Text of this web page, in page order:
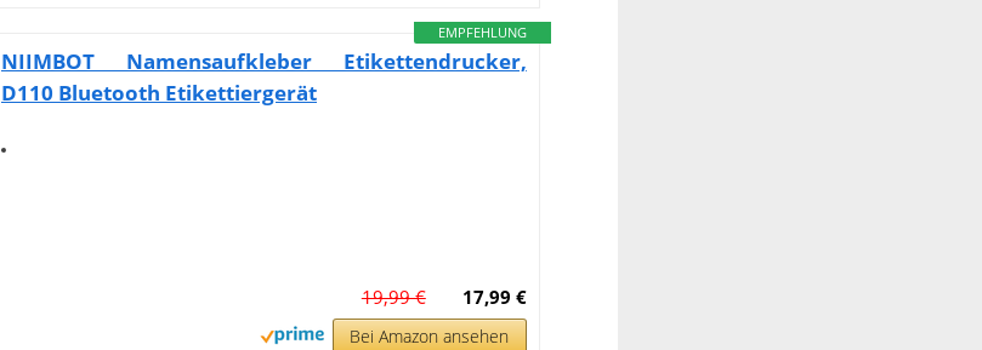
EMPFEHLUNG
NIIMBOT Namensaufkleber Etikettendrucker,
D110 Bluetooth Etikettiergerät
17,99 €
19,99 €
Bei Amazon ansehen